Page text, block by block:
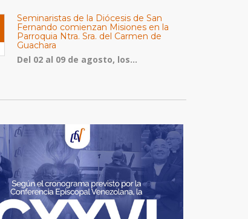
Seminaristas de la Diócesis de San
Fernando comienzan Misiones en la
Parroquia Ntra. Sra. del Carmen de
Guachara
Del 02 al 09 de agosto, los...